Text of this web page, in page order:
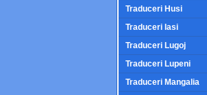
Traduceri Husi
Traduceri Iasi
Traduceri Lugoj
Traduceri Lupeni
Traduceri Mangalia